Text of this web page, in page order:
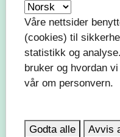
Våre nettsider
(cookies) til
statistikk og
bruker og hvordan
vår om personvern.
Godta alle Avvis